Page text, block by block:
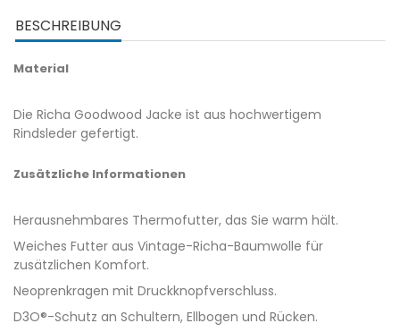
BESCHREIBUNG
Material
Die Richa Goodwood Jacke ist aus hochwertigem
Rindsleder gefertigt.
Zusätzliche Informationen
Herausnehmbares Thermofutter, das Sie warm hält.
Weiches Futter aus Vintage-Richa-Baumwolle für
zusätzlichen Komfort.
Neoprenkragen mit Druckknopfverschluss.
D3O®-Schutz an Schultern, Ellbogen und Rücken.